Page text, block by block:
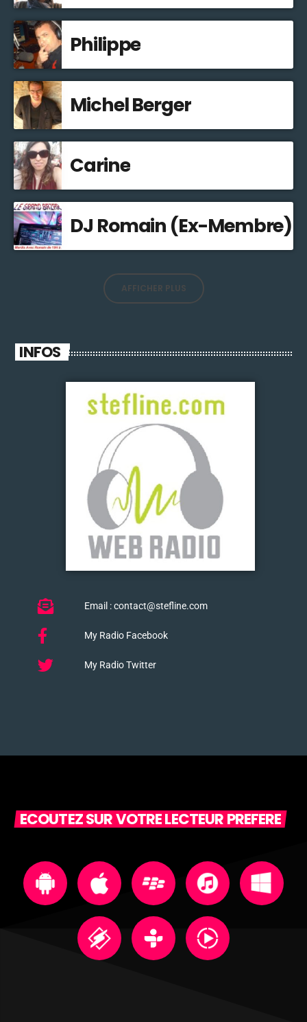
Philippe
Michel Berger
Carine
DJ Romain (Ex-Membre)
AFFICHER PLUS
INFOS
Email : contact@stefline.com
My Radio Facebook
My Radio Twitter
ECOUTEZ SUR VOTRE LECTEUR PREFERE